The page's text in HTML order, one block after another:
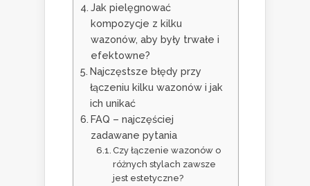
Jak pielęgnować
kompozycje z kilku
wazonów, aby były trwałe i
efektowne?
Najczęstsze błędy przy
łączeniu kilku wazonów i jak
ich unikać
FAQ – najczęściej
zadawane pytania
Czy łączenie wazonów o
różnych stylach zawsze
jest estetyczne?